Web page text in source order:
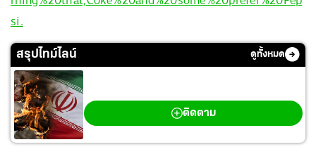
si.
สรุปไทม์ไลน์ ดูทั้งหมด
ติดตาม